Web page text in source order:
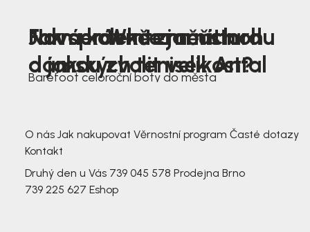
Nová kolekce jarních
dámských tenisek Antal
Jak správně změřit nohu
a jakou zvolit velikost?
Farmer Winter mustard
Barefoot celoroční boty do města
O nás Jak nakupovat Věrnostní program Časté dotazy
Kontakt
Druhý den u Vás 739 045 578 Prodejna Brno
739 225 627 Eshop